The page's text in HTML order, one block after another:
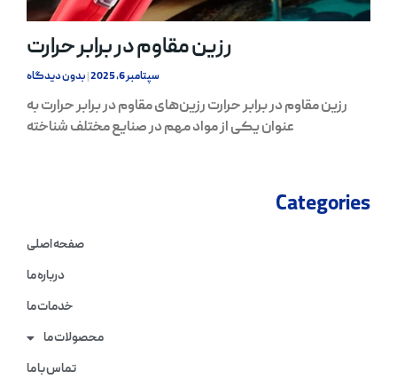
رزین مقاوم در برابر حرارت
سپتامبر 6, 2025 بدون دیدگاه
رزین مقاوم در برابر حرارت رزین‌های مقاوم در برابر حرارت به
عنوان یکی از مواد مهم در صنایع مختلف شناخته
Categories
صفحه اصلی
درباره ما
خدمات ما
محصولات ما
تماس با ما